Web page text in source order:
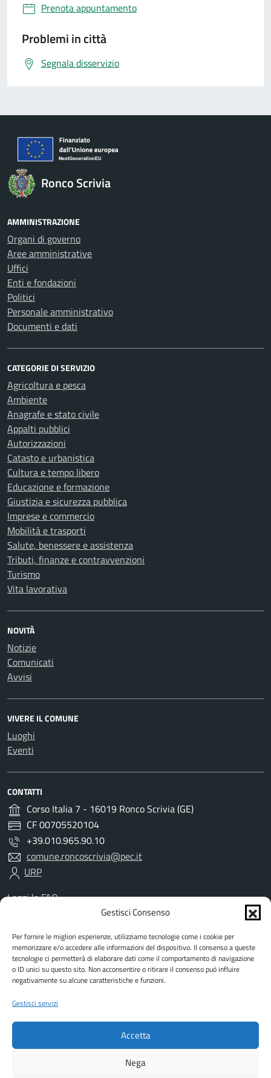
Gestisci Consenso
Per fornire le migliori esperienze, utilizziamo tecnologie come i cookie per
memorizzare e/o accedere alle informazioni del dispositivo. Il consenso a queste
tecnologie ci permetterà di elaborare dati come il comportamento di navigazione
o ID unici su questo sito. Non acconsentire o ritirare il consenso può influire
negativamente su alcune caratteristiche e funzioni.
Gestisci servizi
Accetta
Nega
Prenota appuntamento
Problemi in città
Segnala disservizio
Ronco Scrivia
AMMINISTRAZIONE
Organi di governo
Aree amministrative
Uffici
Enti e fondazioni
Politici
Personale amministrativo
Documenti e dati
CATEGORIE DI SERVIZIO
Agricoltura e pesca
Ambiente
Anagrafe e stato civile
Appalti pubblici
Autorizzazioni
Catasto e urbanistica
Cultura e tempo libero
Educazione e formazione
Giustizia e sicurezza pubblica
Imprese e commercio
Mobilità e trasporti
Salute, benessere e assistenza
Tributi, finanze e contravvenzioni
Turismo
Vita lavorativa
NOVITÀ
Notizie
Comunicati
Avvisi
VIVERE IL COMUNE
Luoghi
Eventi
CONTATTI
Corso Italia 7 - 16019 Ronco Scrivia (GE)
CF 00705520104
+39.010.965.90.10
comune.roncoscrivia@pec.it
URP
Leggi le FAQ
Prenotazione appuntamento
Richiesta assistenza
Amministrazione trasparente
Albo Pretorio
Informativa privacy
Informativa cookies
Dati DPO
Note legali